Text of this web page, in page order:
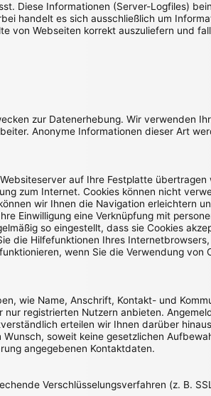
Diese Informationen (Server-Logfiles)
handelt es sich ausschließlich um
von Webseiten korrekt auszuliefern und
zur Datenerhebung. Wir verwenden
Anonyme Informationen dieser Art
auf Ihre Festplatte
zum Internet. Cookies können nicht
wir Ihnen die Navigation erleichtern
Einwilligung eine Verknüpfung mit
so eingestellt, dass sie Cookies
die Hilfefunktionen Ihres
wenn Sie die Verwendung von
wie Name, Anschrift, Kontakt- und
registrierten Nutzern anbieten.
erteilen wir Ihnen darüber
soweit keine gesetzlichen
angegebenen Kontaktdaten.
Verschlüsselungsverfahren (z. B.